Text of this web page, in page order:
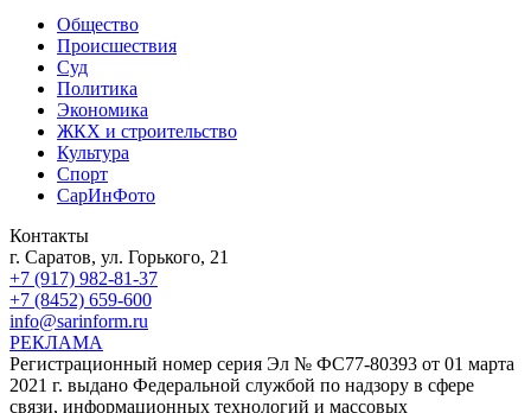
Общество
Происшествия
Суд
Политика
Экономика
ЖКХ и строительство
Культура
Спорт
СарИнФото
Контакты
г. Саратов, ул. Горького, 21
+7 (917) 982-81-37
+7 (8452) 659-600
info@sarinform.ru
РЕКЛАМА
Регистрационный номер серия Эл № ФС77-80393 от 01 марта
2021 г. выдано Федеральной службой по надзору в сфере
связи, информационных технологий и массовых